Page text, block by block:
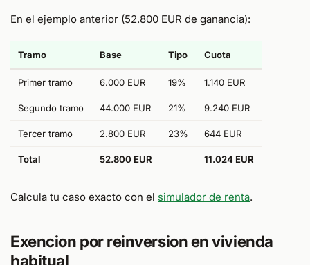
En el ejemplo anterior (52.800 EUR de ganancia):
Tramo Base Tipo Cuota
Primer tramo 6.000 EUR 19% 1.140 EUR
Segundo tramo 44.000 EUR 21% 9.240 EUR
Tercer tramo 2.800 EUR 23% 644 EUR
Total 52.800 EUR 11.024 EUR
Calcula tu caso exacto con el simulador de renta.
Exencion por reinversion en vivienda
habitual